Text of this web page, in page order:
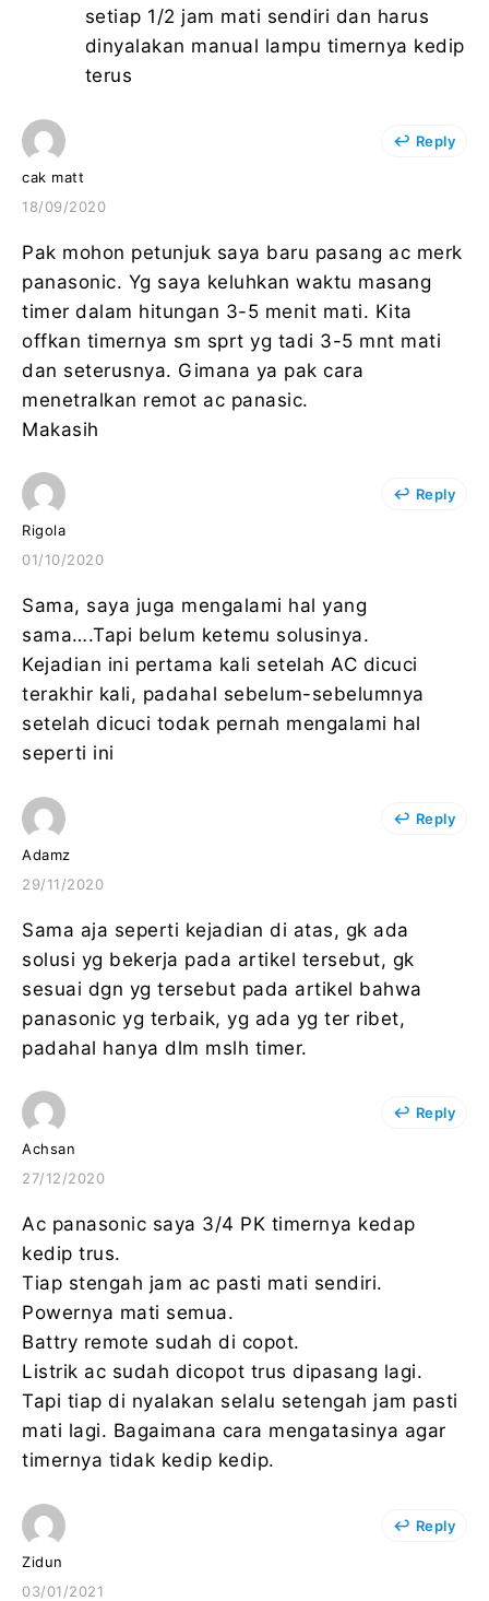
setiap 1/2 jam mati sendiri dan harus
dinyalakan manual lampu timernya kedip
terus
cak matt
18/09/2020
Pak mohon petunjuk saya baru pasang ac merk
panasonic. Yg saya keluhkan waktu masang
timer dalam hitungan 3-5 menit mati. Kita
offkan timernya sm sprt yg tadi 3-5 mnt mati
dan seterusnya. Gimana ya pak cara
menetralkan remot ac panasic.
Makasih
Reply
Rigola
01/10/2020
Sama, saya juga mengalami hal yang
sama….Tapi belum ketemu solusinya.
Kejadian ini pertama kali setelah AC dicuci
terakhir kali, padahal sebelum-sebelumnya
setelah dicuci todak pernah mengalami hal
seperti ini
Reply
Adamz
29/11/2020
Sama aja seperti kejadian di atas, gk ada
solusi yg bekerja pada artikel tersebut, gk
sesuai dgn yg tersebut pada artikel bahwa
panasonic yg terbaik, yg ada yg ter ribet,
padahal hanya dlm mslh timer.
Reply
Achsan
27/12/2020
Ac panasonic saya 3/4 PK timernya kedap
kedip trus.
Tiap stengah jam ac pasti mati sendiri.
Powernya mati semua.
Battry remote sudah di copot.
Listrik ac sudah dicopot trus dipasang lagi.
Tapi tiap di nyalakan selalu setengah jam pasti
mati lagi. Bagaimana cara mengatasinya agar
timernya tidak kedip kedip.
Reply
Zidun
03/01/2021
Reply